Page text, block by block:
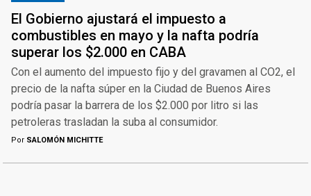
El Gobierno ajustará el impuesto a
combustibles en mayo y la nafta podría
superar los $2.000 en CABA
Con el aumento del impuesto fijo y del gravamen al CO2, el
precio de la nafta súper en la Ciudad de Buenos Aires
podría pasar la barrera de los $2.000 por litro si las
petroleras trasladan la suba al consumidor.
Por SALOMÓN MICHITTE